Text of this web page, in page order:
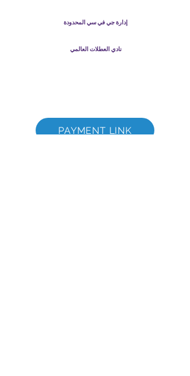
إدارة جي في سي المحدودة
نادي العطلات العالمي
PAYMENT LINK